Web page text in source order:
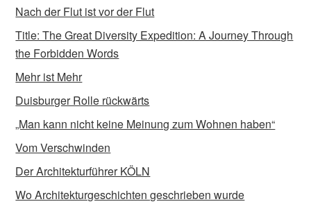
Nach der Flut ist vor der Flut
Title: The Great Diversity Expedition: A Journey Through
the Forbidden Words
Mehr ist Mehr
Duisburger Rolle rückwärts
„Man kann nicht keine Meinung zum Wohnen haben“
Vom Verschwinden
Der Architekturführer KÖLN
Wo Architekturgeschichten geschrieben wurde